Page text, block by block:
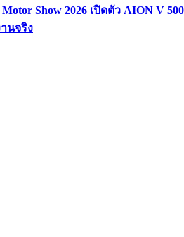
Show 2026 เปิดตัว AION V
นจริง